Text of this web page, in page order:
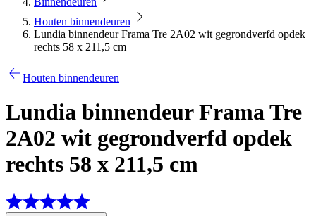
Houten binnendeuren
Lundia binnendeur Frama Tre 2A02 wit gegrondverfd opdek
rechts 58 x 211,5 cm
Houten binnendeuren
Lundia binnendeur Frama Tre
2A02 wit gegrondverfd opdek
rechts 58 x 211,5 cm